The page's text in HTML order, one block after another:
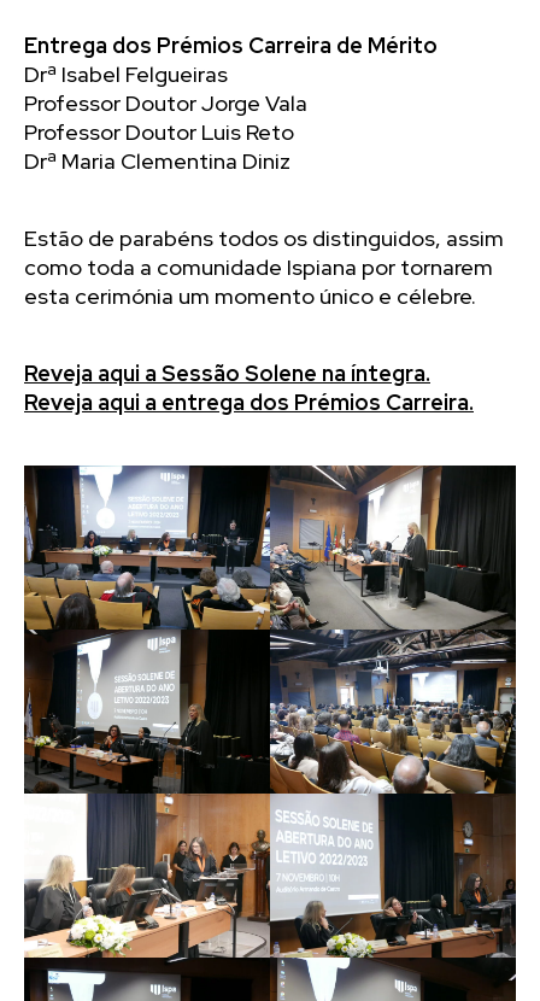
Entrega dos Prémios Carreira de Mérito
Drª Isabel Felgueiras
Professor Doutor Jorge Vala
Professor Doutor Luis Reto
Drª Maria Clementina Diniz
Estão de parabéns todos os distinguidos, assim
como toda a comunidade Ispiana por tornarem
esta cerimónia um momento único e célebre.
Reveja aqui a Sessão Solene na íntegra.
Reveja aqui a entrega dos Prémios Carreira.